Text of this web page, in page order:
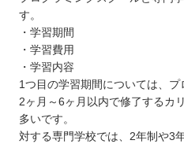
中国
四国
す。
・学習期間
・学習費用
・学習内容
1つ目の学習期間については、プ
2ヶ月～6ヶ月以内で修了するカ
多いです。
対する専門学校では、2年制や3